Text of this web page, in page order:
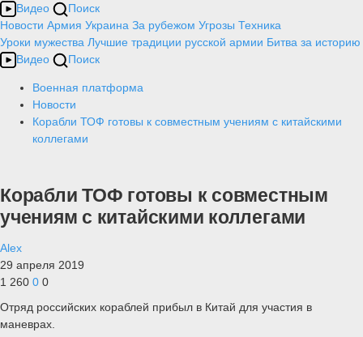
Видео
Поиск
Новости Армия Украина За рубежом Угрозы Техника
Уроки мужества Лучшие традиции русской армии Битва за историю
Видео
Поиск
Военная платформа
Новости
Корабли ТОФ готовы к совместным учениям с китайскими
коллегами
Корабли ТОФ готовы к совместным
учениям с китайскими коллегами
Alex
29 апреля 2019
1 260 0 0
Отряд российских кораблей прибыл в Китай для участия в
маневрах.